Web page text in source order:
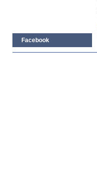
Facebook